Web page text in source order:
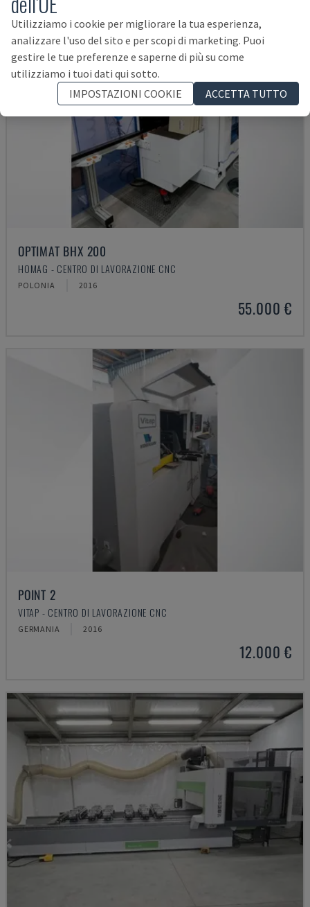
OPTIMAT BHX 200
HOMAG - CENTRO DI LAVORAZIONE CNC
POLONIA 2016
55.000 €
POINT 2
VITAP - CENTRO DI LAVORAZIONE CNC
GERMANIA 2016
12.000 €
Utilizziamo i cookie per migliorare la tua esperienza,
analizzare l'uso del sito e per scopi di marketing. Puoi
gestire le tue preferenze e saperne di più su come
utilizziamo i tuoi dati qui sotto.
IMPOSTAZIONI COOKIE
ACCETTA TUTTO